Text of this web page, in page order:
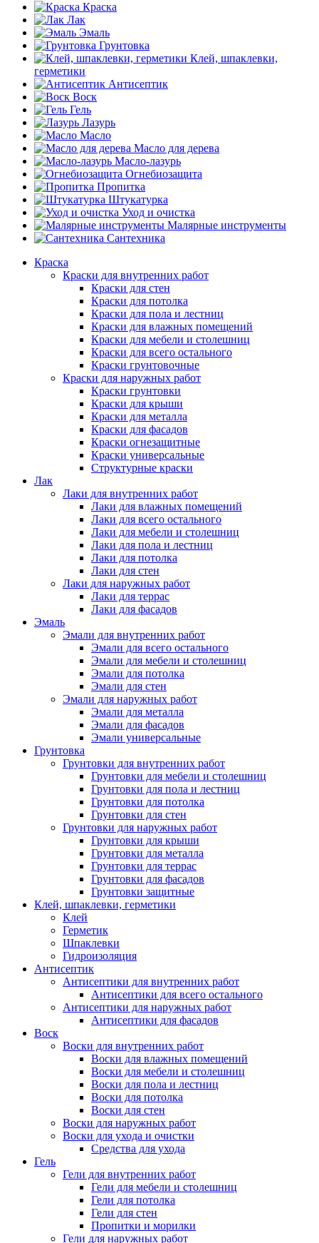
Краска
Лак
Эмаль
Грунтовка
Клей, шпаклевки,
герметики
Антисептик
Воск
Гель
Лазурь
Масло
Масло для дерева
Масло-лазурь
Огнебиозащита
Пропитка
Штукатурка
Уход и очистка
Малярные инструменты
Сантехника
Краска
Краски для внутренних работ
Краски для стен
Краски для потолка
Краски для пола и лестниц
Краски для влажных помещений
Краски для мебели и столешниц
Краски для всего остального
Краски грунтовочные
Краски для наружных работ
Краски грунтовки
Краски для крыши
Краски для металла
Краски для фасадов
Краски огнезащитные
Краски универсальные
Структурные краски
Лак
Лаки для внутренних работ
Лаки для влажных помещений
Лаки для всего остального
Лаки для мебели и столешниц
Лаки для пола и лестниц
Лаки для потолка
Лаки для стен
Лаки для наружных работ
Лаки для террас
Лаки для фасадов
Эмаль
Эмали для внутренних работ
Эмали для всего остального
Эмали для мебели и столешниц
Эмали для потолка
Эмали для стен
Эмали для наружных работ
Эмали для металла
Эмали для фасадов
Эмали универсальные
Грунтовка
Грунтовки для внутренних работ
Грунтовки для мебели и столешниц
Грунтовки для пола и лестниц
Грунтовки для потолка
Грунтовки для стен
Грунтовки для наружных работ
Грунтовки для крыши
Грунтовки для металла
Грунтовки для террас
Грунтовки для фасадов
Грунтовки защитные
Клей, шпаклевки, герметики
Клей
Герметик
Шпаклевки
Гидроизоляция
Антисептик
Антисептики для внутренних работ
Антисептики для всего остального
Антисептики для наружных работ
Антисептики для фасадов
Воск
Воски для внутренних работ
Воски для влажных помещений
Воски для мебели и столешниц
Воски для пола и лестниц
Воски для потолка
Воски для стен
Воски для наружных работ
Воски для ухода и очистки
Средства для ухода
Гель
Гели для внутренних работ
Гели для мебели и столешниц
Гели для потолка
Гели для стен
Пропитки и морилки
Гели для наружных работ